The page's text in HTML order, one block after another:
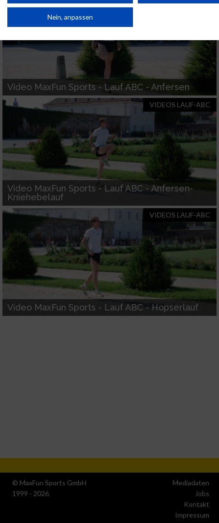
Video MaxFun Sports - Lauf ABC - Anfersen
VIDEOS LAUF-ABC
Video MaxFun Sports - Lauf ABC - Anfersen-
Kniehebelauf
VIDEOS LAUF-ABC
Video MaxFun Sports - Lauf ABC - Hopserlauf
© MaxFun Sports GmbH
1999 - 2026
Mediadaten
Jobs
Kontakt
Impressum
Partnerliste anzeigen (1 IAB-Anbieter)
Wir nutzen Ihre Daten für folgende Zwecke:
Speichern von oder Zugriff auf Informationen auf einem
Verwendung reduzierter Daten zur Auswahl von
Werbeanzeigen
Erstellung von Profilen für personalisierte Werbung
Verwendung von Profilen zur Auswahl personalisierter
Werbung
Erstellung von Profilen zur Personalisierung von Inhalten
Verwendung von Profilen zur Auswahl personalisierter
Inhalte
Messung der Werbeleistung
Messung der Performance von Inhalten
Analyse von Zielgruppen durch Statistiken oder
Kombinationen von Daten aus verschiedenen Quellen
Notwendig
Nein, anpassen